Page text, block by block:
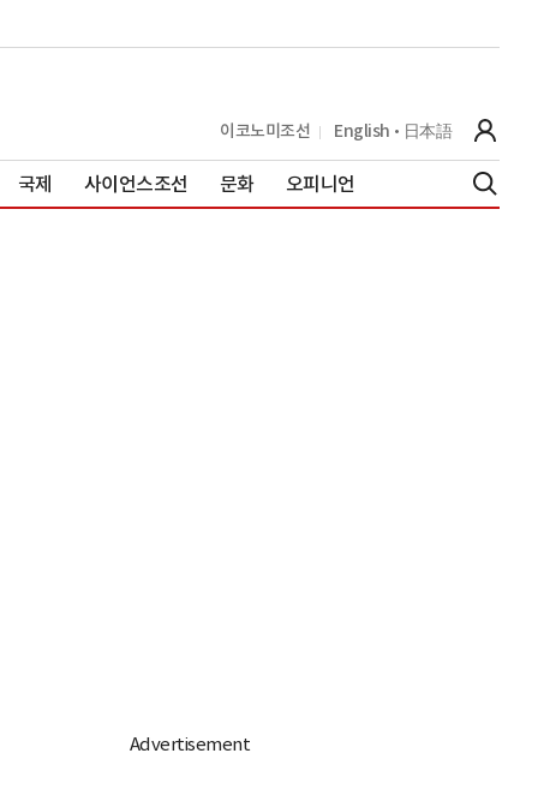
이코노미조선 English 日本語
국제 사이언스조선 문화 오피니언